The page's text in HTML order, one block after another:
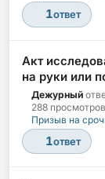
1ответ
Акт
на руки или
Дежурный
288 просмотров
Призыв на
1ответ